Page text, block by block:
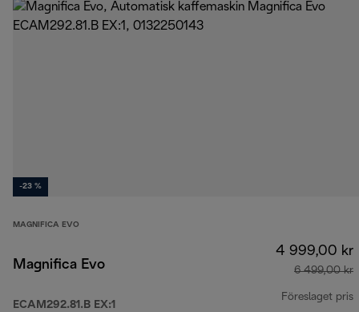
-23 %
MAGNIFICA EVO
Magnifica Evo
ECAM292.81.B EX:1
4 999,00 kr
6 499,00 kr
Föreslaget pris